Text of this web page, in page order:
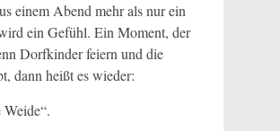
einem Abend mehr als nur ein
ein Gefühl. Ein Moment, der
Dorfkinder feiern und die
dann heißt es wieder: